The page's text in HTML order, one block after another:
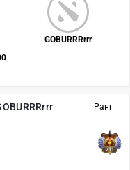
Ранг
211
GOBURRRrrr